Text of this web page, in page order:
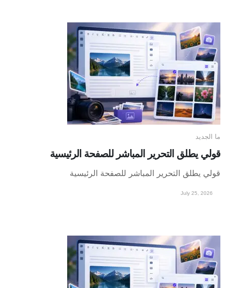
ما الجديد
قولي يطلق التحرير المباشر للصفحة الرئيسية
قولي يطلق التحرير المباشر للصفحة الرئيسية
July 25, 2026